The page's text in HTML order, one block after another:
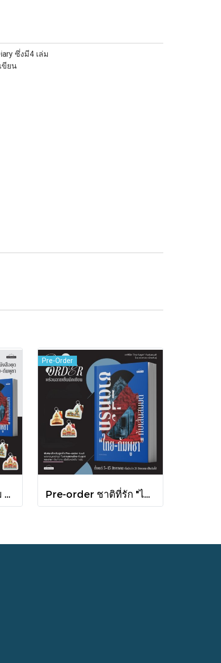
ซึ่งมี4 เล่ม
ขียน
Pre-order [Set 3 เล่ม ] หนังสือชุดความสัมพันธ์ "ไทย-กัมพูชา" / มติชน
Pre-Order
Pre-order ชาติที่รัก "ไทย-กัมพูชา" กับเส้นสมมติ / พวงทอง ภวัครพันธุ์ / มติชน